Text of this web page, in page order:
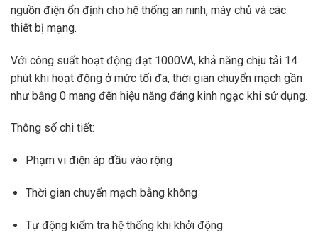
nguồn điện ổn định cho hệ thống an ninh, máy chủ và các
thiết bị mạng.
Với công suất hoạt động đạt 1000VA, khả năng chịu tải 14
phút khi hoạt động ở mức tối đa, thời gian chuyển mạch gần
như bằng 0 mang đến hiệu năng đáng kinh ngạc khi sử dụng.
Thông số chi tiết:
Phạm vi điện áp đầu vào rộng
Thời gian chuyển mạch bằng không
Tự động kiểm tra hệ thống khi khởi động